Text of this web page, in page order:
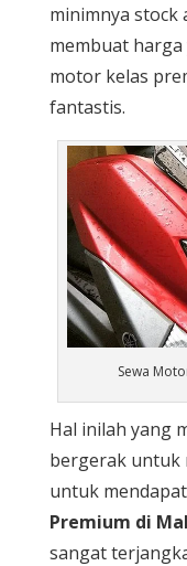
minimnya stock
membuat
motor kelas
fantastis.
Sewa
Hal inilah yang
bergerak untuk
untuk
Premium di
sangat